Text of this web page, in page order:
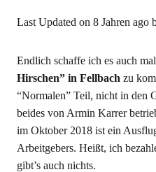
Last Updated on 8 Jahren ago
Endlich schaffe ich es auch
Hirschen” in Fellbach zu
“Normalen” Teil, nicht in den
beides von Armin Karrer
im Oktober 2018 ist ein
Arbeitgebers. Heißt, ich
gibt’s auch nichts.